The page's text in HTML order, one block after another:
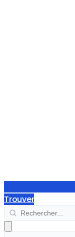
Trouver